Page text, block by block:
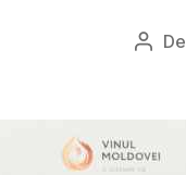
Autor
De